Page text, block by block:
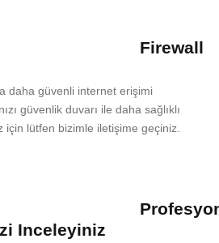
Firewall
daha güvenli internet erişimi
güvenlik duvarı ile daha sağlıklı
için lütfen bizimle iletişime geçiniz.
Inceleyiniz